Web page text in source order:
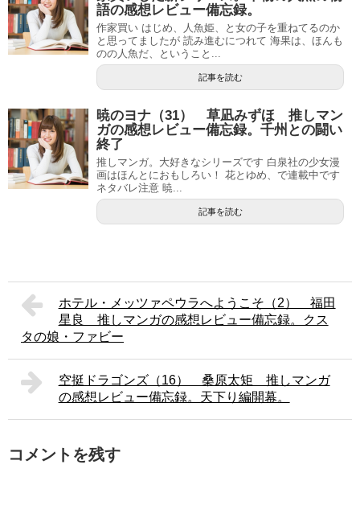
語の感想レビュー備忘録。
作家買い はじめ、人魚姫、と女の子を重ねてるのか
と思ってましたが 読み進むにつれて 海果は、ほんも
のの人魚だ、ということ...
記事を読む
暁のヨナ（31） 草凪みずほ 推しマン
ガの感想レビュー備忘録。千州との闘い
終了
推しマンガ。大好きなシリーズです 白泉社の少女漫
画はほんとにおもしろい！ 花とゆめ、で連載中です
ネタバレ注意 暁...
記事を読む
ホテル・メッツァペウラへようこそ（2） 福田
星良 推しマンガの感想レビュー備忘録。クス
タの娘・ファビー
空挺ドラゴンズ（16） 桑原太矩 推しマンガ
の感想レビュー備忘録。天下り編開幕。
コメントを残す